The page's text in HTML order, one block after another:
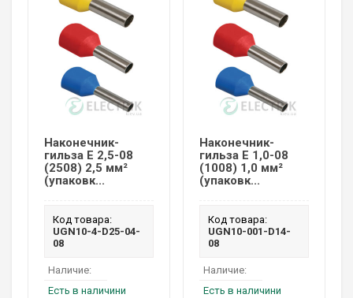
Наконечник-
гильза Е 2,5-08
(2508) 2,5 мм²
(упаковк...
Код товара:
UGN10-4-D25-04-
08
Наличие:
Есть в наличини
Наконечник-
гильза Е 1,0-08
(1008) 1,0 мм²
(упаковк...
Код товара:
UGN10-001-D14-
08
Наличие:
Есть в наличини